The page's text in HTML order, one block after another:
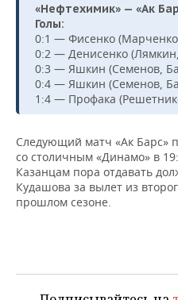
«Нефтехимик» — «Ак
Голы:
0:1 — Фисенко
0:2 — Денисенко
0:3 — Яшкин (Семенов,
0:4 — Яшкин (Семенов,
1:4 — Профака
Следующий матч «Ак Барс»
со столичным «Динамо» в
Казанцам пора отдавать
Кудашова за вылет из
прошлом сезоне.